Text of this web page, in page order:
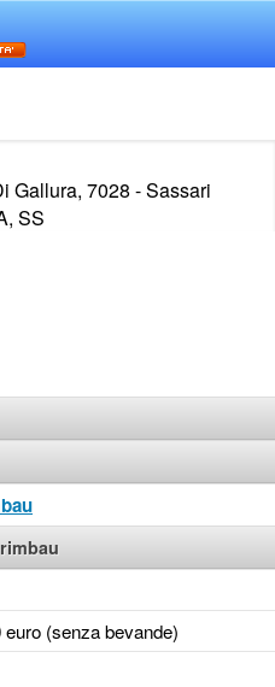
Gallura, 7028 - Sassari
, SS
(senza bevande)